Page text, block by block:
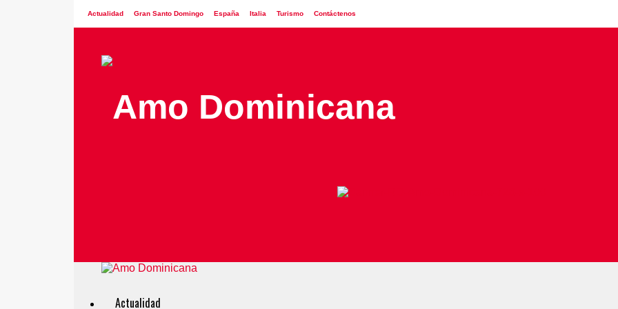
Actualidad Gran Santo Domingo España Italia Turismo Contáctenos
Actualidad